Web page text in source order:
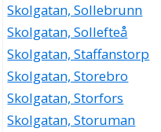
Skolgatan, Sollebrunn
Skolgatan, Sollefteå
Skolgatan, Staffanstorp
Skolgatan, Storebro
Skolgatan, Storfors
Skolgatan, Storuman